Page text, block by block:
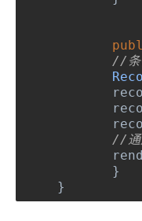
//条
//通
}
}